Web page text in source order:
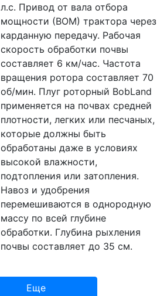
л.с. Привод от вала отбора
мощности (ВОМ) трактора через
карданную передачу. Рабочая
скорость обработки почвы
составляет 6 км/час. Частота
вращения ротора составляет 70
об/мин. Плуг роторный BobLand
применяется на почвах средней
плотности, легких или песчаных,
которые должны быть
обработаны даже в условиях
высокой влажности,
подтопления или затопления.
Навоз и удобрения
перемешиваются в однородную
массу по всей глубине
обработки. Глубина рыхления
почвы составляет до 35 см.
Еще